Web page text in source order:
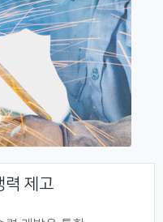
력 제고